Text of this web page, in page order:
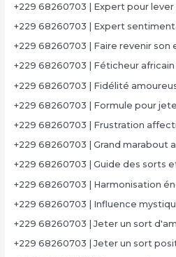
+229 68260703 | Expert pour lever
+229 68260703 | Expert
+229 68260703 | Faire revenir son
+229 68260703 | Féticheur africain
+229 68260703 | Fidélité
+229 68260703 | Formule pour
+229 68260703 | Frustration
+229 68260703 | Grand marabout
+229 68260703 | Guide des sorts
+229 68260703 | Harmonisation
+229 68260703 | Influence
+229 68260703 | Jeter un sort
+229 68260703 | Jeter un sort